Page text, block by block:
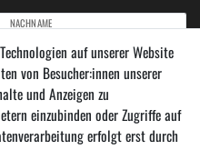
NACHNAME
gelesen habe. Meine Einwilligung
auf unserer Website
von Besucher:innen unserer
und Anzeigen zu
einzubinden oder Zugriffe auf
erfolgt erst durch